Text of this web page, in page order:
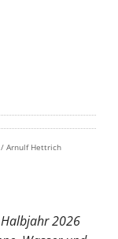
/ Arnulf Hettrich
2026